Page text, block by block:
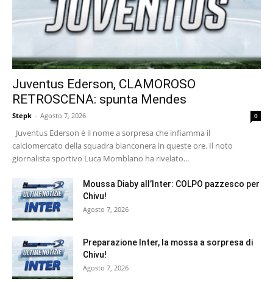
Juventus Ederson, CLAMOROSO
RETROSCENA: spunta Mendes
Stepk - Agosto 7, 2026 0
Juventus Ederson è il nome a sorpresa che infiamma il
calciomercato della squadra bianconera in queste ore. Il noto
giornalista sportivo Luca Momblano ha rivelato...
Moussa Diaby all’Inter: COLPO pazzesco per
Chivu!
Agosto 7, 2026
Preparazione Inter, la mossa a sorpresa di
Chivu!
Agosto 7, 2026